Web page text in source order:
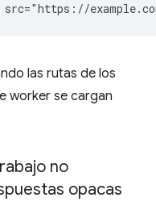
las rutas de los
worker se cargan
no
opacas